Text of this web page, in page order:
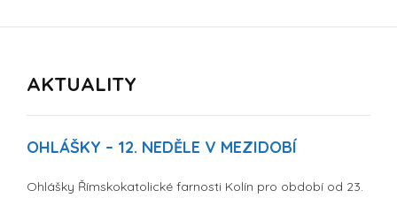
AKTUALITY
OHLÁŠKY – 12. NEDĚLE V MEZIDOBÍ
Ohlášky Římskokatolické farnosti Kolín pro období od 23.